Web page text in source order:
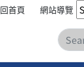
回首頁 網站導覽